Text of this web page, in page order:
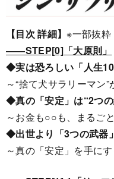
【目次 詳細】※一部抜粋
――STEP[0]「大原則」
◆実は恐ろしい「人生
～“捨て犬サラリーマン
◆真の「安定」は“2つ
～お金も○○も、まるご
◆出世より「3つの武器」
～真の「安定」を手に